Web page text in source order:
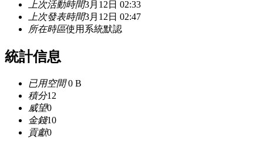
上次活動時間3月12日 02:33
上次發表時間3月12日 02:47
所在時區使用系統默認
統計信息
已用空間0 B
積分12
威望0
金錢10
貢獻0